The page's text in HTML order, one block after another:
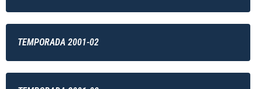
TEMPORADA 2001-02